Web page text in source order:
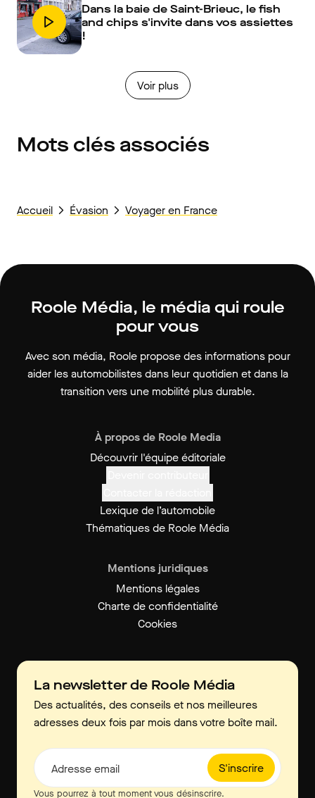
Dans la baie de Saint-Brieuc, le fish
and chips s'invite dans vos assiettes
!
Voir plus
Mots clés associés
Accueil Évasion Voyager en France
Roole Média, le média qui roule
pour vous
Avec son média, Roole propose des informations pour
aider les automobilistes dans leur quotidien et dans la
transition vers une mobilité plus durable.
À propos de Roole Media
Découvrir l'équipe éditoriale
Lexique de l’automobile
Thématiques de Roole Média
Mentions juridiques
Mentions légales
Charte de confidentialité
Cookies
La newsletter de Roole Média
Des actualités, des conseils et nos meilleures
adresses deux fois par mois dans votre boîte mail.
S'inscrire
Adresse email
Vous pourrez à tout moment vous désinscrire.